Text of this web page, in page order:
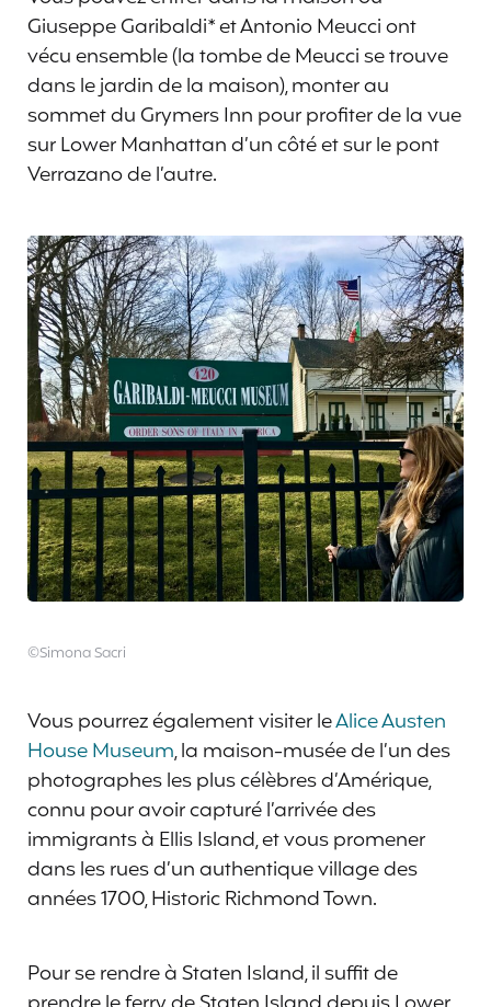
Giuseppe Garibaldi* et Antonio Meucci ont
vécu ensemble (la tombe de Meucci se trouve
dans le jardin de la maison), monter au
sommet du Grymers Inn pour profiter de la vue
sur Lower Manhattan d’un côté et sur le pont
Verrazano de l’autre.
©Simona Sacri
Vous pourrez également visiter leAlice Austen
House Museum, la maison-musée de l’un des
photographes les plus célèbres d’Amérique,
connu pour avoir capturé l’arrivée des
immigrants à Ellis Island, et vous promener
dans les rues d’un authentique village des
années 1700, Historic Richmond Town.
Pour se rendre à Staten Island, il suffit de